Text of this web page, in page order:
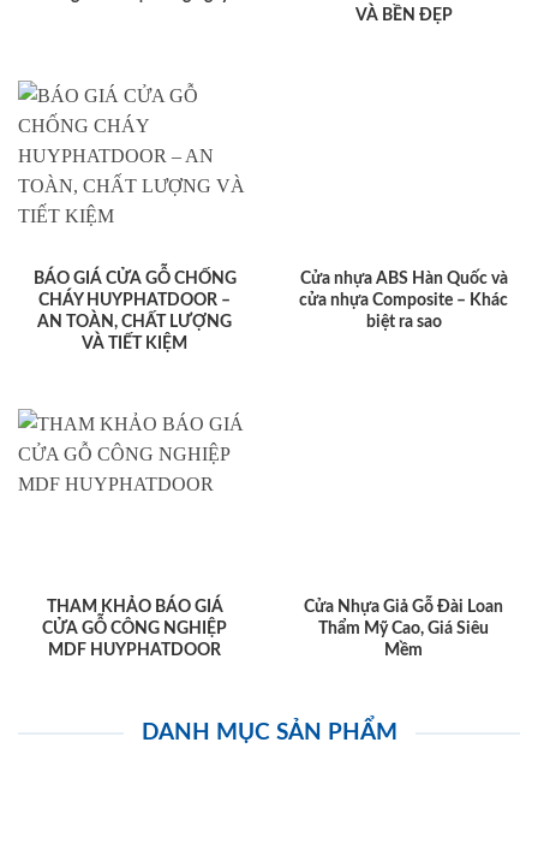
VÀ BỀN ĐẸP
BÁO GIÁ CỬA GỖ CHỐNG
CHÁY HUYPHATDOOR –
AN TOÀN, CHẤT LƯỢNG
VÀ TIẾT KIỆM
Cửa nhựa ABS Hàn Quốc và
cửa nhựa Composite – Khác
biệt ra sao
THAM KHẢO BÁO GIÁ
CỬA GỖ CÔNG NGHIỆP
MDF HUYPHATDOOR
Cửa Nhựa Giả Gỗ Đài Loan
Thẩm Mỹ Cao, Giá Siêu
Mềm
DANH MỤC SẢN PHẨM